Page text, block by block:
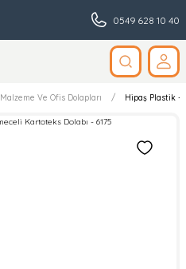
0549 628 10 40
Malzeme Ve Ofis Dolapları Hipaş Plastik -